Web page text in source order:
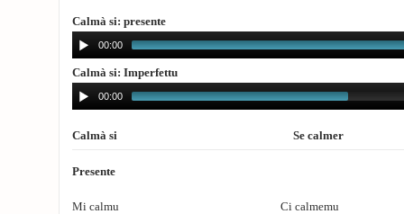
Calmà si: presente
00:00
Calmà si: Imperfettu
00:00
Calmà si Se calmer
Presente
Mi calmu Ci calmemu